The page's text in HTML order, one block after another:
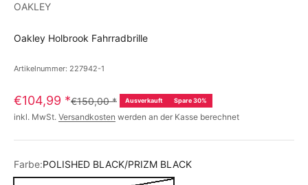
OAKLEY
Oakley Holbrook Fahrradbrille
Artikelnummer: 227942-1
€104,99 *€150,00* Ausverkauft Spare 30%
inkl. MwSt. Versandkosten werden an der Kasse berechnet
Farbe:POLISHED BLACK/PRIZM BLACK